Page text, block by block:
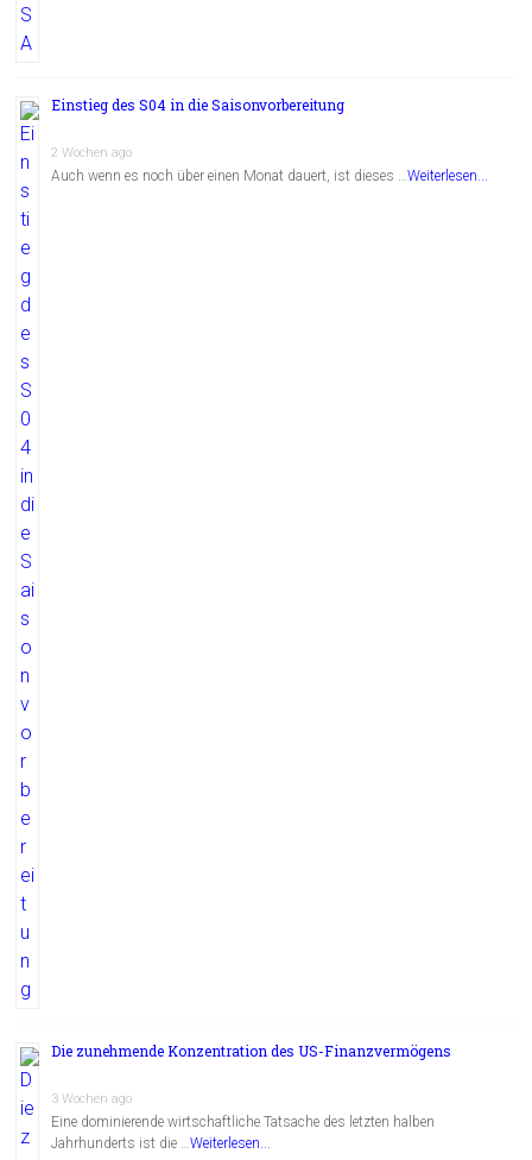
Einstieg des S04 in die Saisonvorbereitung
2 Wochen ago
Auch wenn es noch über einen Monat dauert, ist dieses …Weiterlesen...
Die zunehmende Konzentration des US-Finanzvermögens
3 Wochen ago
Eine dominierende wirtschaftliche Tatsache des letzten halben
Jahrhunderts ist die …Weiterlesen...